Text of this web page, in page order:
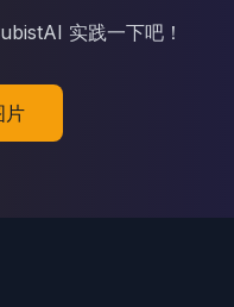
实践一下吧！
片